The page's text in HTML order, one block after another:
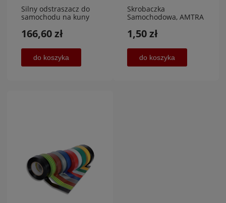
Silny odstraszacz do
samochodu na kuny
głośniki + dioda
stroboskopowa 2
sztuki
166,60 zł
do koszyka
Skrobaczka
Samochodowa, AMTRA
1,50 zł
do koszyka